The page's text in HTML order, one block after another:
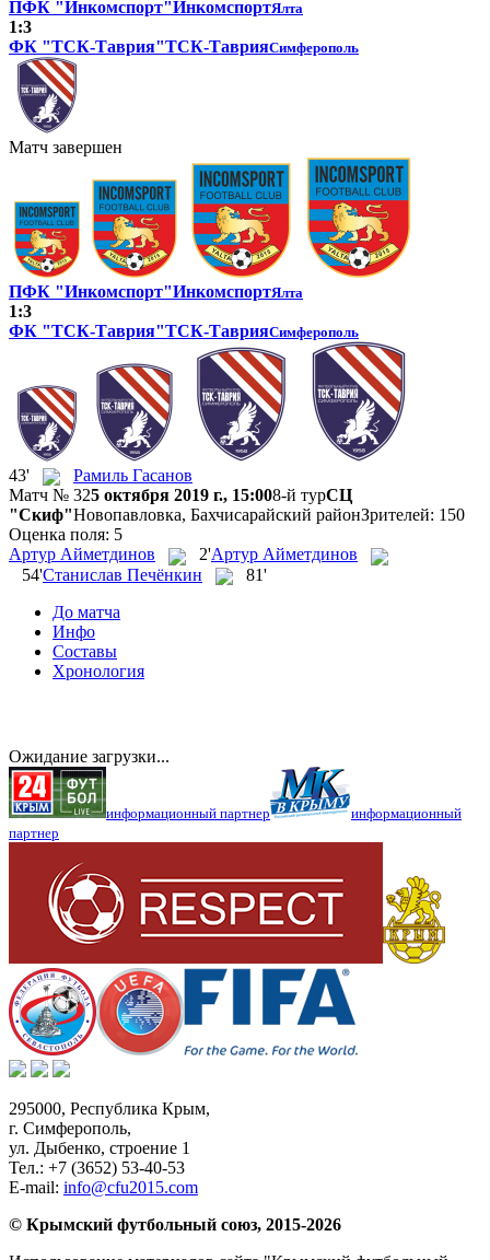
ПФК "Инкомспорт"ИнкомспортЯлта
1:3
ФК "ТСК-Таврия"ТСК-ТаврияСимферополь
Матч завершен
ПФК "Инкомспорт"ИнкомспортЯлта
1:3
ФК "ТСК-Таврия"ТСК-ТаврияСимферополь
43'
Рамиль Гасанов
Матч № 325 октября 2019 г., 15:008-й турСЦ
"Скиф"Новопавловка, Бахчисарайский районЗрителей: 150
Оценка поля: 5
Артур Айметдинов
2'Артур Айметдинов
54'Станислав Печёнкин 81'
До матча
Инфо
Составы
Хронология
Ожидание загрузки...
информационный партнер
информационный
партнер
295000, Республика Крым,
г. Симферополь,
ул. Дыбенко, строение 1
Тел.: +7 (3652) 53-40-53
E-mail: info@cfu2015.com
© Крымский футбольный союз, 2015-2026